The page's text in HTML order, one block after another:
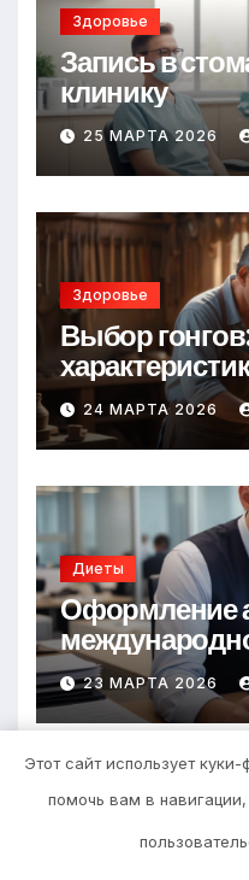
Здоровье
Запись в
клинику
25 МАРТА 2026
Здоровье
Выбор
24 МАРТА 2026
Диеты
Оформление
23 МАРТА 2026
Этот сайт использует
помочь вам в